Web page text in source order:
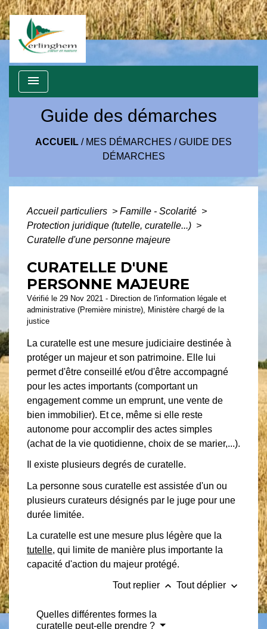
menu
Guide des démarches
ACCUEIL / MES DÉMARCHES /GUIDE DES
DÉMARCHES
Accueil particuliers > Famille - Scolarité >
Protection juridique (tutelle, curatelle...) >
Curatelle d'une personne majeure
CURATELLE D'UNE
PERSONNE MAJEURE
Vérifié le 29 Nov 2021 - Direction de l'information légale et
administrative (Première ministre), Ministère chargé de la
justice
La curatelle est une mesure judiciaire destinée à
protéger un majeur et son patrimoine. Elle lui
permet d'être conseillé et/ou d'être accompagné
pour les actes importants (comportant un
engagement comme un emprunt, une vente de
bien immobilier). Et ce, même si elle reste
autonome pour accomplir des actes simples
(achat de la vie quotidienne, choix de se marier,...).
Il existe plusieurs degrés de curatelle.
La personne sous curatelle est assistée d'un ou
plusieurs curateurs désignés par le juge pour une
durée limitée.
La curatelle est une mesure plus légère que la
tutelle, qui limite de manière plus importante la
capacité d'action du majeur protégé.
Tout replier keyboard_arrow_up Tout déplier keyboard_arrow_down
Quelles différentes formes la
curatelle peut-elle prendre ?